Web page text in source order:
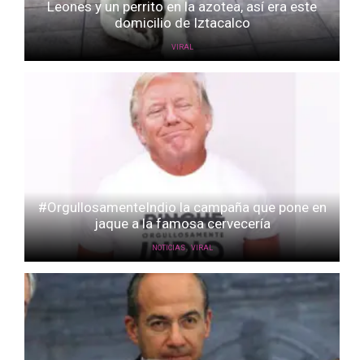
Leones y un perrito en la azotea, así era este
domicilio de Iztacalco
VIRAL
#OrgullosamenteIndio la campaña que pone en
jaque a la famosa cervecería
NOTICIAS,VIRAL